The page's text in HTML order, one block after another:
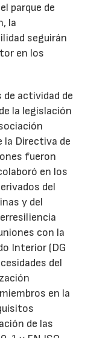
parque de
la
seguirán
en los
actividad de
la legislación
la Directiva de
fueron
en los
del
y del
con la
Interior (DG
del
en la
de las